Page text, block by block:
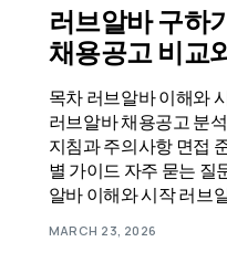
러브알바 구하
채용공고 비교
목차 러브알바 이해와
러브알바 채용공고 분
지침과 주의사항 면접
별 가이드 자주 묻는 질
알바 이해와 시작 러브
MARCH 23, 2026